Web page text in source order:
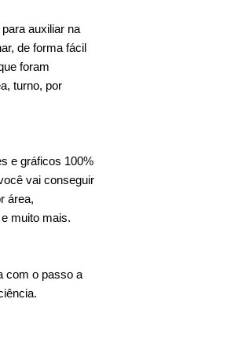
para auxiliar na
de forma fácil
foram
turno, por
e gráficos 100%
vai conseguir
área,
muito mais.
com o passo a